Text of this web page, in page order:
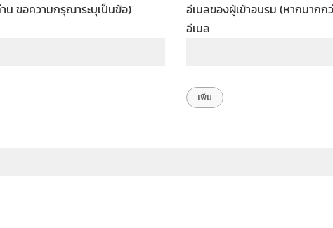
น ขอความกรุณาระบุเป็นข้อ)
อีเมลของผู้เข้าอบรม (หากมาก
อีเมล